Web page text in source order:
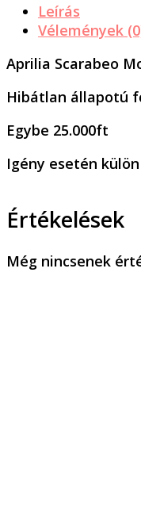
Leírás
Vélemények
Aprilia Scarabeo
Hibátlan állapotú
Egybe 25.000ft
Igény esetén
Értékelések
Még nincsenek